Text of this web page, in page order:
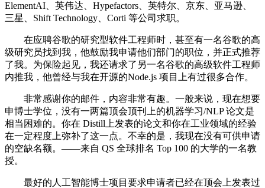
ElementAI、英伟达、Hypefactors、英特尔、京东、亚马逊、
三星、Shift Technology、Corti 等公司求职。
在应聘谷歌的研究型软件工程师时，甚至有一名谷歌的高
级研究员找到我，他鼓励我申请他们部门的职位，并正式推荐
了我。为保险起见，我还请求了另一名谷歌的高级软件工程师
内推我，他曾经与我在开源的Node.js 项目上有过很多合作。
非常感谢你的邮件，内容非常有趣。一般来说，现在想要
申博士学位，没有一两篇顶会顶刊上的机器学习/NLP 论文是
相当困难的。你在 Distill上发表的论文和你在工业领域的经验
在一定程度上弥补了这一点。不幸的是，我现在没有可供申请
的空缺名额。——来自 QS 全球排名 Top 100 的大学的一名教
授。
最好的人工智能博士项目要求申请者已经在顶会上发表过